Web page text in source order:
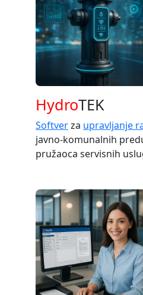
HydroTEK
Softverza upravljanje
javno-komunalnih
pružaoca servisnih